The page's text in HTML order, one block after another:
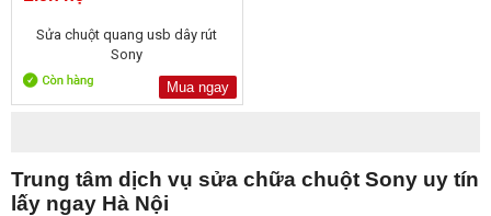
Sửa chuột quang usb dây rút
Sony
Mua ngay
Trung tâm dịch vụ sửa chữa chuột Sony uy tín
lấy ngay Hà Nội